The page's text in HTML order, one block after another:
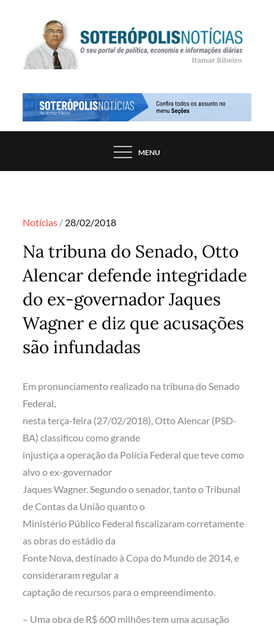
SOTERÓPOLIS NOTÍCIAS
PORTAL DE NOTÍCIAS DE SALVADOR E
MENU
Notícias Posted
28/02/2018
Na tribuna do Senado, Otto
Alencar defende integridade
do ex-governador Jaques
Wagner e diz que acusações
são infundadas
Em pronunciamento realizado na tribuna do Senado
Federal,
nesta terça-feira (27/02/2018), Otto Alencar (PSD-
BA) classificou como grande
injustiça a operação da Polícia Federal que teve como
alvo o ex-governador
Jaques Wagner. Segundo o senador, tanto o Tribunal
de Contas da União quanto o
Ministério Público Federal fiscalizaram corretamente
as obras do estádio da
Fonte Nova, destinado à Copa do Mundo de 2014, e
consideraram regular a
captação de recursos para o empreendimento.
– Uma obra de R$ 600 milhões tem uma acusação